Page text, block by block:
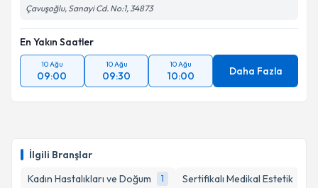
İlgili Branşlar
Kadın Hastalıkları ve Doğum
1 Sertifikalı Medikal Estetik
Çavuşoğlu, Sanayi Cd. No:1, 34873
En Yakın Saatler
10 Ağu
09:00
10 Ağu
09:30
10 Ağu
10:00 Daha Fazla